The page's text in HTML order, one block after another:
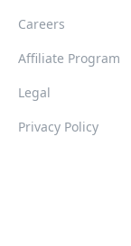
Careers
Affiliate Program
Legal
Privacy Policy